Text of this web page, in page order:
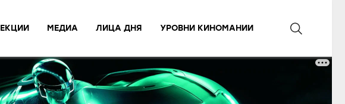
МЕДИА ЛИЦА ДНЯ УРОВНИ КИНОМАНИИ